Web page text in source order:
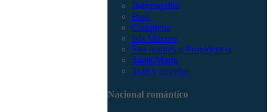
Barranquilla
Barú
Cartagena
Isla Múcura
San Andrés y Providencia
Santa Marta
Tolú y coveñas
Nacional romántico